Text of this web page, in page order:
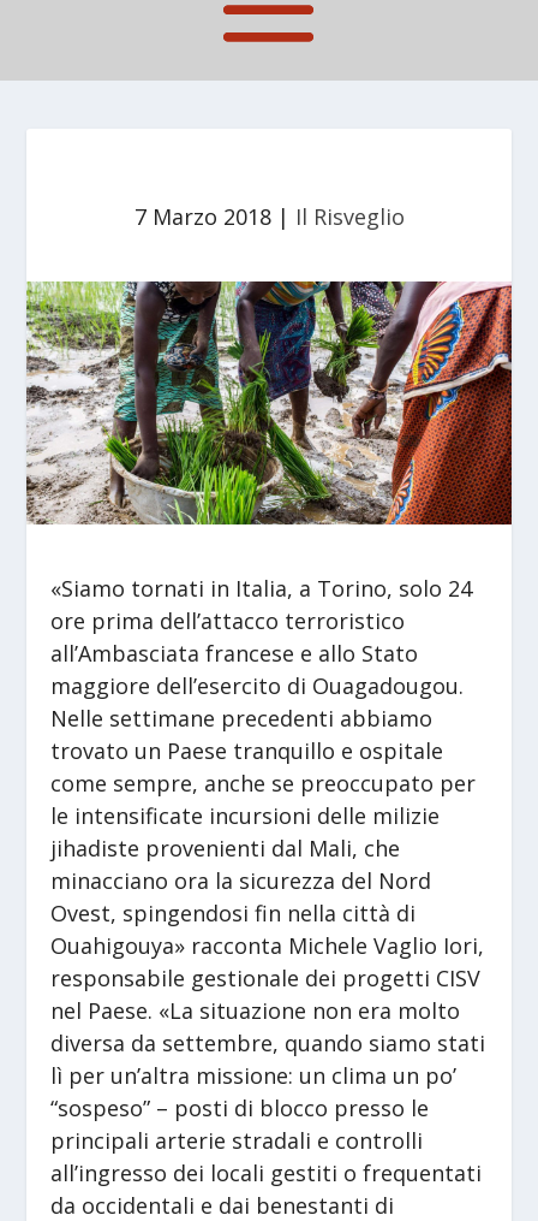
7 Marzo 2018| Il Risveglio
«Siamo tornati in Italia, a Torino, solo 24
ore prima dell’attacco terroristico
all’Ambasciata francese e allo Stato
maggiore dell’esercito di Ouagadougou.
Nelle settimane precedenti abbiamo
trovato un Paese tranquillo e ospitale
come sempre, anche se preoccupato per
le intensificate incursioni delle milizie
jihadiste provenienti dal Mali, che
minacciano ora la sicurezza del Nord
Ovest, spingendosi fin nella città di
Ouahigouya» racconta Michele Vaglio Iori,
responsabile gestionale dei progetti CISV
nel Paese. «La situazione non era molto
diversa da settembre, quando siamo stati
lì per un’altra missione: un clima un po’
“sospeso” – posti di blocco presso le
principali arterie stradali e controlli
all’ingresso dei locali gestiti o frequentati
da occidentali e dai benestanti di